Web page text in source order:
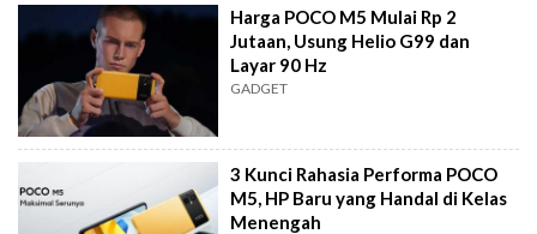
Harga POCO M5 Mulai Rp 2
Jutaan, Usung Helio G99 dan
Layar 90 Hz
GADGET
3 Kunci Rahasia Performa POCO
M5, HP Baru yang Handal di Kelas
Menengah